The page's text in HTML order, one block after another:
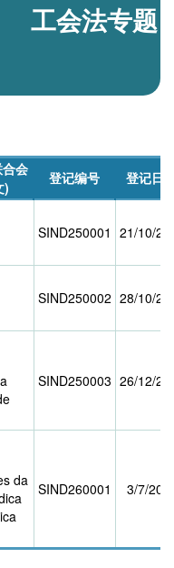
工会法专题
会
)
登记编号 登记日
SIND250001 21/10/
SIND250002 28/10/
SIND250003 26/12/
da SIND260001 3/7/